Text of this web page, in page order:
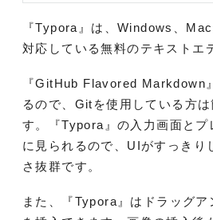
『Typora』は、Windows、
対応している無料のテキストエ
『GitHub Flavored Markdown
るので、Gitを使用している方
す。『Typora』の入力画面とプ
に見られるので、UIがすっきり
さ抜群です。
また、『Typora』はドラッグア